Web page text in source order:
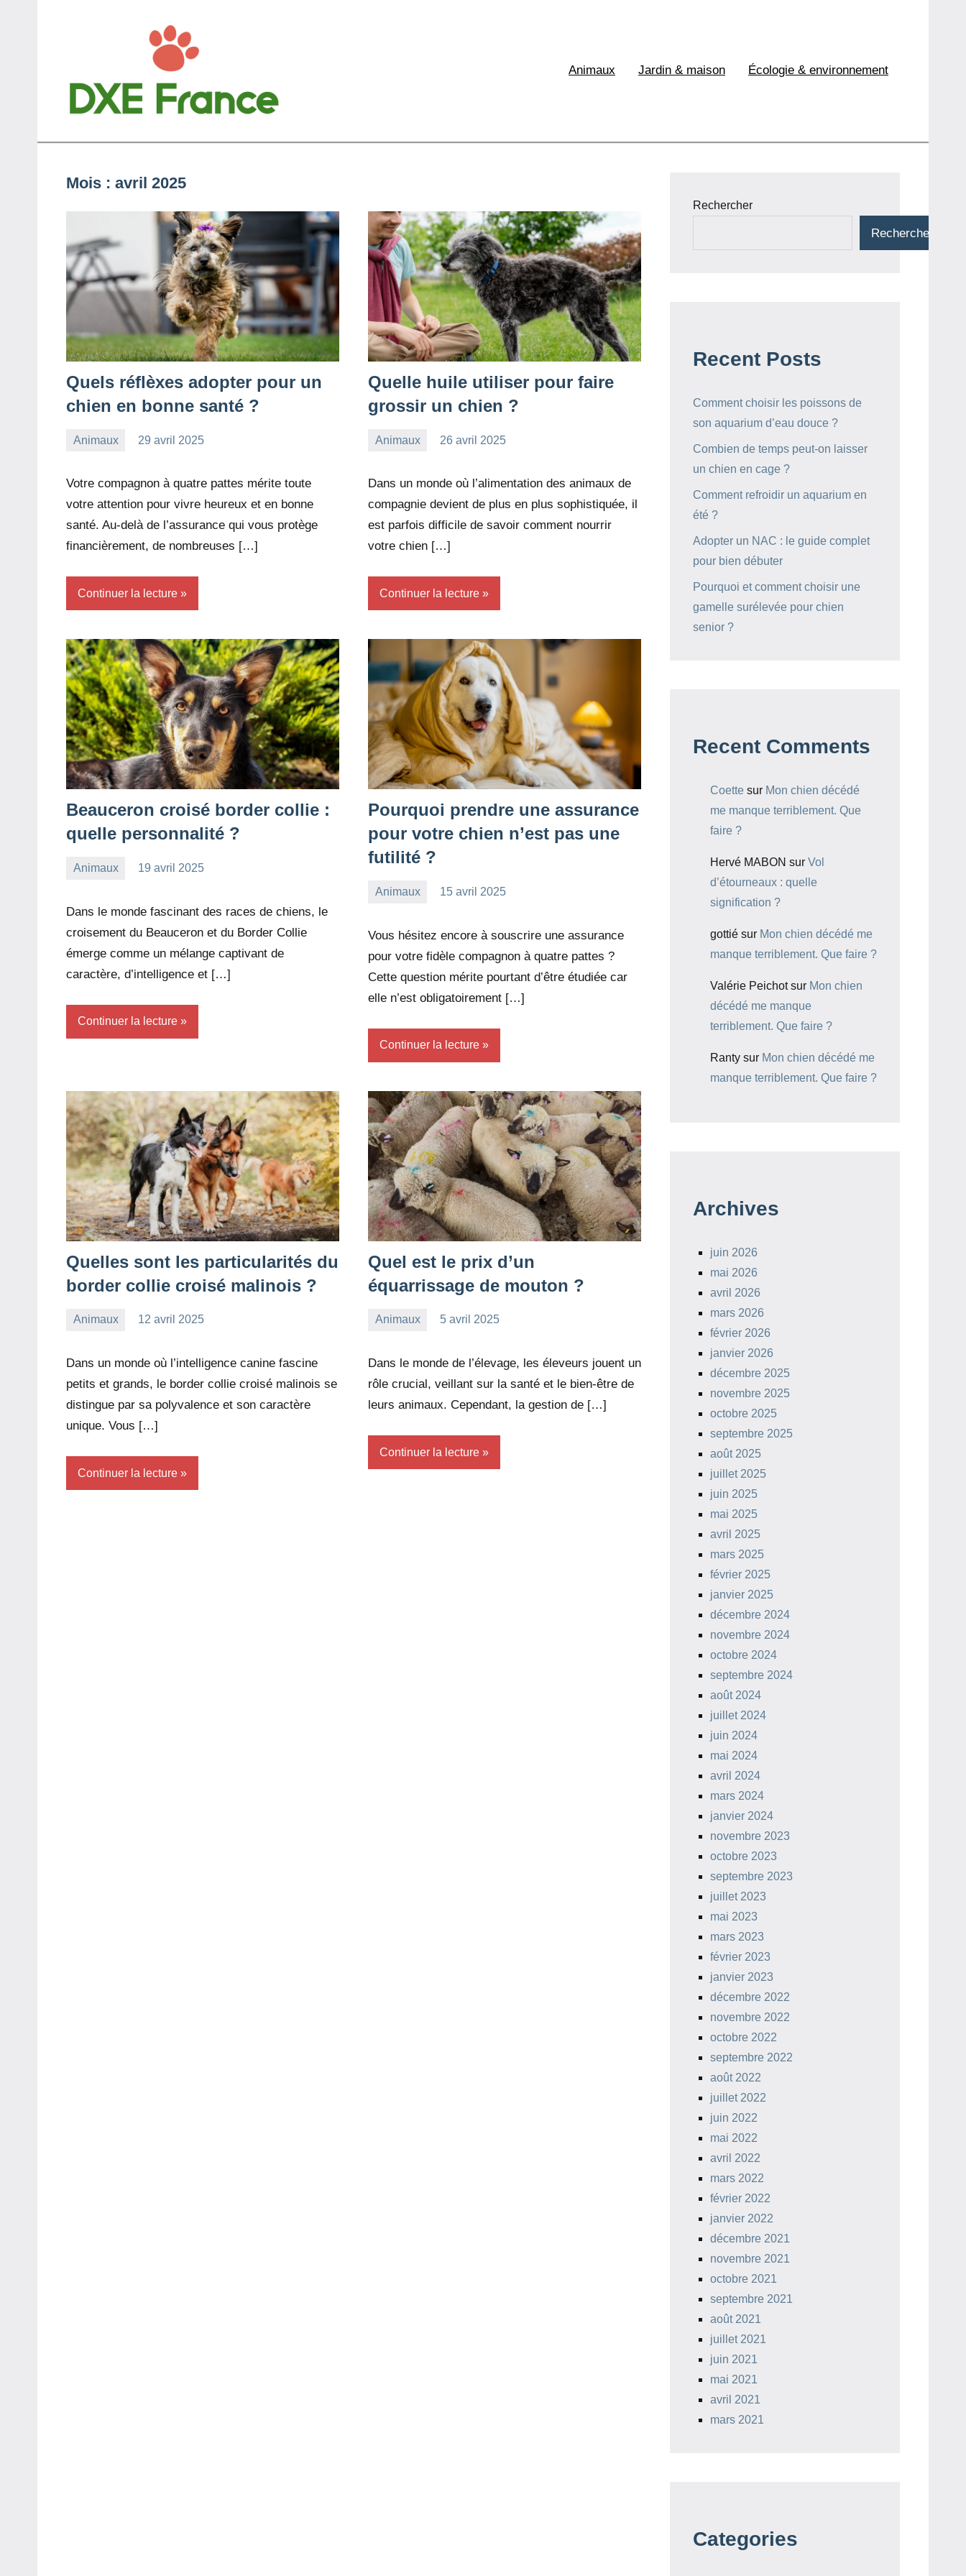
Animaux Jardin & maison Écologie & environnement
Mois : avril 2025
Quels réflèxes adopter pour un
chien en bonne santé ?
Animaux
29 avril 2025
Votre compagnon à quatre pattes mérite toute
votre attention pour vivre heureux et en bonne
santé. Au-delà de l’assurance qui vous protège
financièrement, de nombreuses […]
Continuer la lecture
Quelle huile utiliser pour faire
grossir un chien ?
Animaux
26 avril 2025
Dans un monde où l’alimentation des animaux de
compagnie devient de plus en plus sophistiquée, il
est parfois difficile de savoir comment nourrir
votre chien […]
Continuer la lecture
Beauceron croisé border collie :
quelle personnalité ?
Animaux
19 avril 2025
Dans le monde fascinant des races de chiens, le
croisement du Beauceron et du Border Collie
émerge comme un mélange captivant de
caractère, d’intelligence et […]
Continuer la lecture
Pourquoi prendre une assurance
pour votre chien n’est pas une
futilité ?
Animaux
15 avril 2025
Vous hésitez encore à souscrire une assurance
pour votre fidèle compagnon à quatre pattes ?
Cette question mérite pourtant d’être étudiée car
elle n’est obligatoirement […]
Continuer la lecture
Quelles sont les particularités du
border collie croisé malinois ?
Animaux
12 avril 2025
Dans un monde où l’intelligence canine fascine
petits et grands, le border collie croisé malinois se
distingue par sa polyvalence et son caractère
unique. Vous […]
Continuer la lecture
Quel est le prix d’un
équarrissage de mouton ?
Animaux
5 avril 2025
Dans le monde de l’élevage, les éleveurs jouent un
rôle crucial, veillant sur la santé et le bien-être de
leurs animaux. Cependant, la gestion de […]
Continuer la lecture
Rechercher
Rechercher
Recent Posts
Comment choisir les poissons de
son aquarium d’eau douce ?
Combien de temps peut-on laisser
un chien en cage ?
Comment refroidir un aquarium en
été ?
Adopter un NAC : le guide complet
pour bien débuter
Pourquoi et comment choisir une
gamelle surélevée pour chien
senior ?
Recent Comments
Coette sur Mon chien décédé
me manque terriblement. Que
faire ?
Hervé MABON sur Vol
d’étourneaux : quelle
signification ?
gottié sur Mon chien décédé me
manque terriblement. Que faire ?
Valérie Peichotsur Mon chien
décédé me manque
terriblement. Que faire ?
Ranty sur Mon chien décédé me
manque terriblement. Que faire ?
Archives
juin 2026
mai 2026
avril 2026
mars 2026
février 2026
janvier 2026
décembre 2025
novembre 2025
octobre 2025
septembre 2025
août 2025
juillet 2025
juin 2025
mai 2025
avril 2025
mars 2025
février 2025
janvier 2025
décembre 2024
novembre 2024
octobre 2024
septembre 2024
août 2024
juillet 2024
juin 2024
mai 2024
avril 2024
mars 2024
janvier 2024
novembre 2023
octobre 2023
septembre 2023
juillet 2023
mai 2023
mars 2023
février 2023
janvier 2023
décembre 2022
novembre 2022
octobre 2022
septembre 2022
août 2022
juillet 2022
juin 2022
mai 2022
avril 2022
mars 2022
février 2022
janvier 2022
décembre 2021
novembre 2021
octobre 2021
septembre 2021
août 2021
juillet 2021
juin 2021
mai 2021
avril 2021
mars 2021
Categories